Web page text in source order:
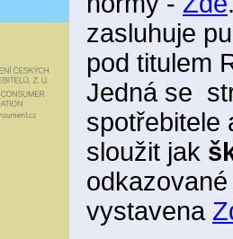
zasluhuje
pod titulem
Jedná se
spotřebitele
sloužit jak
vystavena